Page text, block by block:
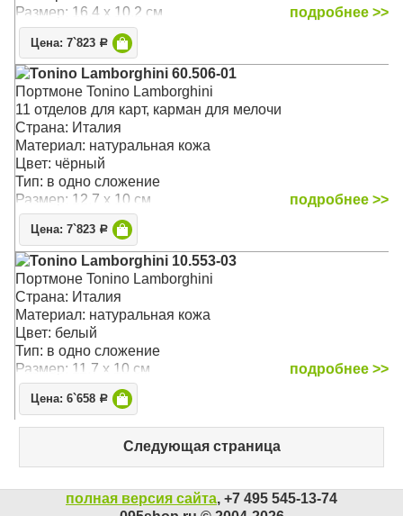
Размер: 16.4 x 10.2 см
подробнее >>
Цена: 7`823 Р
Tonino Lamborghini 60.506-01
Портмоне Tonino Lamborghini
11 отделов для карт, карман для мелочи
Страна: Италия
Материал: натуральная кожа
Цвет: чёрный
Тип: в одно сложение
Размер: 12.7 x 10 см
подробнее >>
Цена: 7`823 Р
Tonino Lamborghini 10.553-03
Портмоне Tonino Lamborghini
Страна: Италия
Материал: натуральная кожа
Цвет: белый
Тип: в одно сложение
Размер: 11.7 x 10 см
подробнее >>
Цена: 6`658 Р
Следующая страница
полная версия сайта, +7 495 545-13-74